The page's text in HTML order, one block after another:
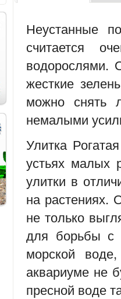
Неустанные
считается
водорослями.
жесткие
можно снять
немалыми
Улитка
устьях малых
улитки в
на растениях.
не только
для борьбы с
морской
аквариуме не
пресной воде